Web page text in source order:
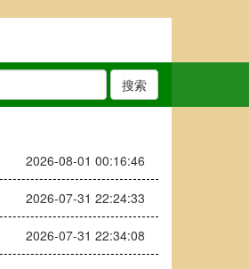
搜索
2026-08-01 00:16:46
2026-07-31 22:24:33
2026-07-31 22:34:08